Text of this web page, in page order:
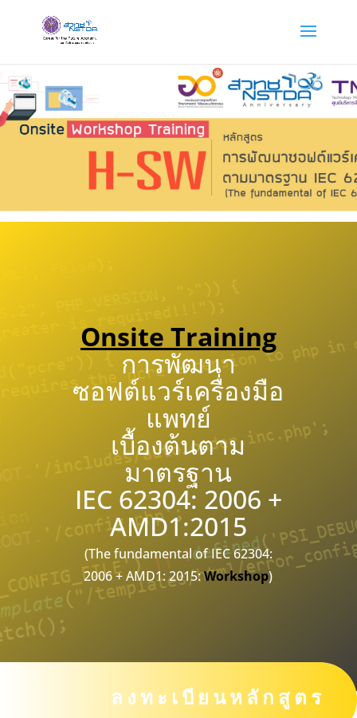
Onsite Training
การพัฒนา
ซอฟต์แวร์เครื่องมือ
แพทย์
เบื้องต้นตาม
มาตรฐาน
IEC 62304: 2006 +
AMD1:2015
(The fundamental of IEC 62304:
2006 + AMD1: 2015:Workshop)
ลงทะเบียนหลักสูตร